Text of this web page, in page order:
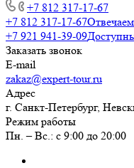
+7 812 317-17-67
+7 812 317-17-67
+7 921 941-39-09
Заказать звонок
E-mail
zakaz@expert-tour.ru
Адрес
г. Санкт-Петербург,
Режим работы
Пн. – Вс.: с 9:00 до 20:00